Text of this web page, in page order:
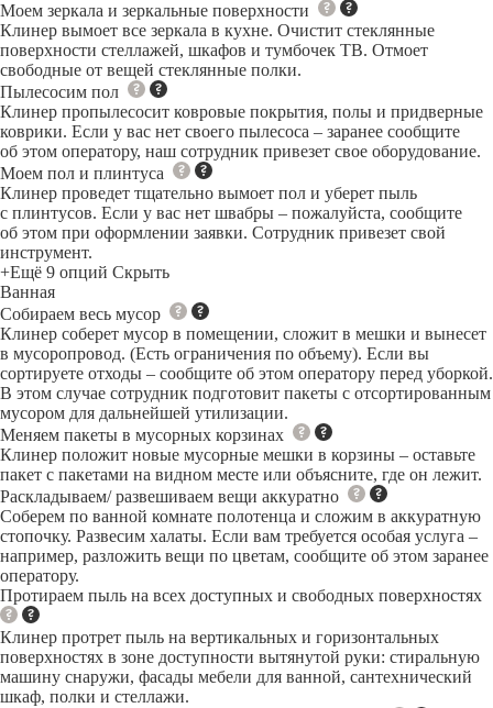
Моем зеркала и зеркальные поверхности
Клинер вымоет все зеркала в кухне. Очистит стеклянные
поверхности стеллажей, шкафов и тумбочек ТВ. Отмоет
свободные от вещей стеклянные полки.
Пылесосим пол
Клинер пропылесосит ковровые покрытия, полы и придверные
коврики. Если у вас нет своего пылесоса – заранее сообщите
об этом оператору, наш сотрудник привезет свое оборудование.
Моем пол и плинтуса
Клинер проведет тщательно вымоет пол и уберет пыль
с плинтусов. Если у вас нет швабры – пожалуйста, сообщите
об этом при оформлении заявки. Сотрудник привезет свой
инструмент.
+Ещё 9 опций Скрыть
Ванная
Собираем весь мусор
Клинер соберет мусор в помещении, сложит в мешки и вынесет
в мусоропровод. (Есть ограничения по объему). Если вы
сортируете отходы – сообщите об этом оператору перед уборкой.
В этом случае сотрудник подготовит пакеты с отсортированным
мусором для дальнейшей утилизации.
Меняем пакеты в мусорных корзинах
Клинер положит новые мусорные мешки в корзины – оставьте
пакет с пакетами на видном месте или объясните, где он лежит.
Раскладываем/ развешиваем вещи аккуратно
Соберем по ванной комнате полотенца и сложим в аккуратную
стопочку. Развесим халаты. Если вам требуется особая услуга –
например, разложить вещи по цветам, сообщите об этом заранее
оператору.
Протираем пыль на всех доступных и свободных поверхностях
Клинер протрет пыль на вертикальных и горизонтальных
поверхностях в зоне доступности вытянутой руки: стиральную
машину снаружи, фасады мебели для ванной, сантехнический
шкаф, полки и стеллажи.